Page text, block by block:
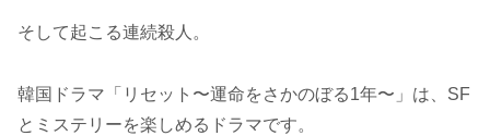
そして起こる連続殺人。
韓国ドラマ「リセット〜運命をさかのぼる1年〜」は、SF
とミステリーを楽しめるドラマです。